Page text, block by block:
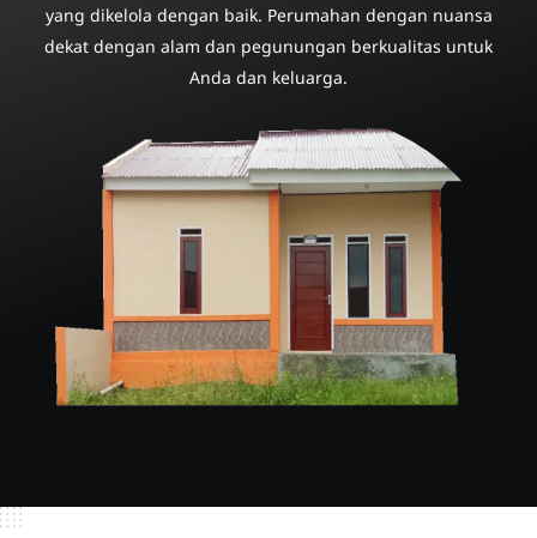
yang dikelola dengan baik. Perumahan dengan nuansa
dekat dengan alam dan pegunungan berkualitas untuk
Anda dan keluarga.